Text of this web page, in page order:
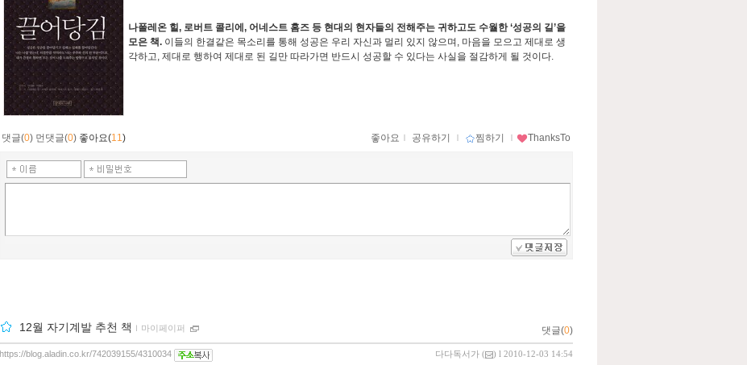
나폴레온 힐, 로버트 콜리에, 어네스트 홈즈 등 현대의 현자들의 전해주는 귀하고도 수월한 ‘성공의 길’을
모은 책. 이들의 한결같은 목소리를 통해 성공은 우리 자신과 멀리 있지 않으며, 마음을 모으고 제대로 생
각하고, 제대로 행하여 제대로 된 길만 따라가면 반드시 성공할 수 있다는 사실을 절감하게 될 것이다.
댓글(0) 먼댓글(0) 좋아요(11) 좋아요 ｌ 공유하기 ｌ 찜하기 ｌ ThanksTo
12월 자기계발 추천 책 ｌ 마이페이퍼 댓글(0)
다다독서가 ( ) l 2010-12-03 14:54
https://blog.aladin.co.kr/742039155/4310034